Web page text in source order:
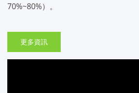
70%~80%）。
更多資訊